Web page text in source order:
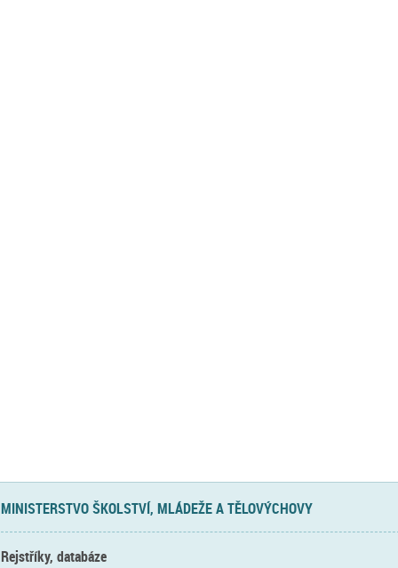
MINISTERSTVO ŠKOLSTVÍ, MLÁDEŽE A TĚLOVÝCHOVY
Rejstříky, databáze